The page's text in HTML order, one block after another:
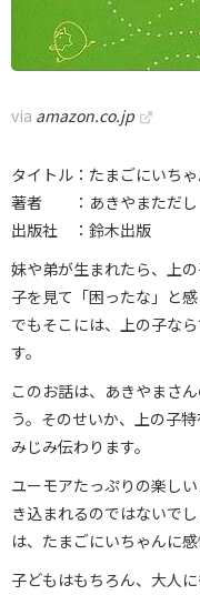
via amazon.co.jp
タイトル：たまごにいち
著者 ：あきやまただし
出版社 ：鈴木出版
妹や弟が生まれたら、上
子を見て「困ったな」と
でもそこには、上の子な
す。
このお話は、あきやまさ
う。そのせいか、上の子
みじみ伝わります。
ユーモアたっぷりの楽し
き込まれるのではないで
は、たまごにいちゃんに
子どもはもちろん、大人